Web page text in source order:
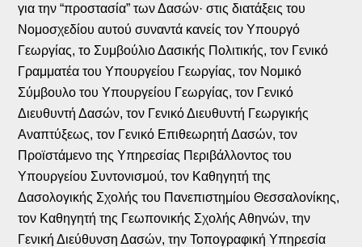
για την “προστασία” των Δασών· στις διατάξεις του
Νομοσχεδίου αυτού συναντά κανείς τον Υπουργό
Γεωργίας, το Συμβούλιο Δασικής Πολιτικής, τον Γενικό
Γραμματέα του Υπουργείου Γεωργίας, τον Νομικό
Σύμβουλο του Υπουργείου Γεωργίας, τον Γενικό
Διευθυντή Δασών, τον Γενικό Διευθυντή Γεωργικής
Αναπτύξεως, τον Γενικό Επιθεωρητή Δασών, τον
Προϊστάμενο της Υπηρεσίας Περιβάλλοντος του
Υπουργείου Συντονισμού, τον Καθηγητή της
Δασολογικής Σχολής του Πανεπιστημίου Θεσσαλονίκης,
τον Καθηγητή της Γεωπονικής Σχολής Αθηνών, την
Γενική Διεύθυνση Δασών, την Τοπογραφική Υπηρεσία